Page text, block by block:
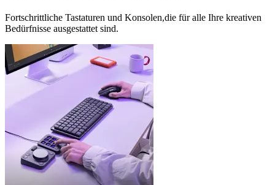
Fortschrittliche Tastaturen und Konsolen,die für alle Ihre kreativen
Bedürfnisse ausgestattet sind.